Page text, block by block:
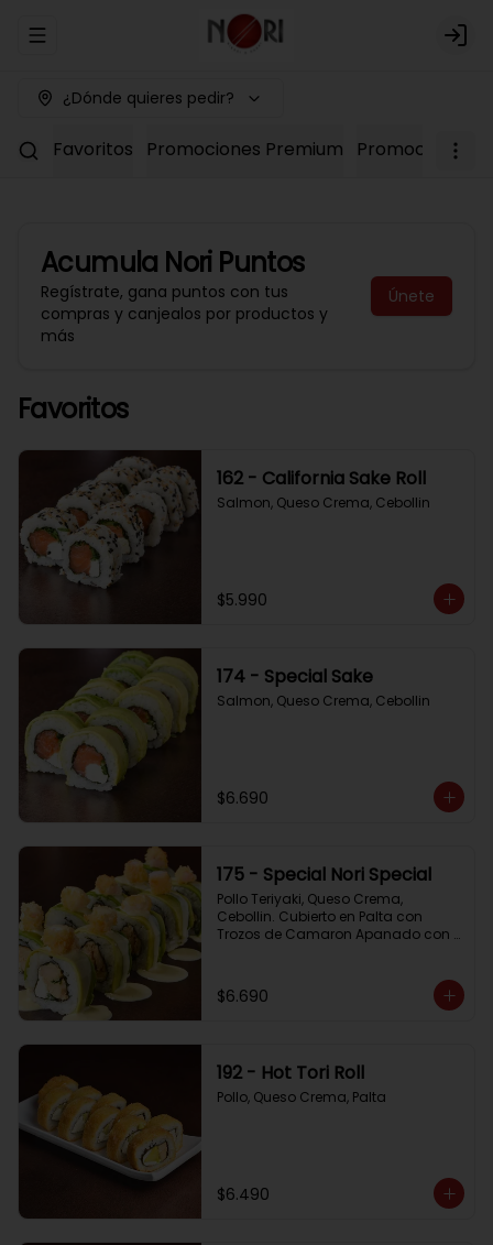
Abrir menu de navegación Login
¿Dónde quieres pedir?
Favoritos Promociones Premium Promociones
Acumula Nori Puntos
Regístrate, gana puntos con tus
compras y canjealos por productos y
más
Únete
Favoritos
162 - California Sake Roll
Salmon, Queso Crema, Cebollin
$5.990
174 - Special Sake
Salmon, Queso Crema, Cebollin
$6.690
175 - Special Nori Special
Pollo Teriyaki, Queso Crema,
Cebollin. Cubierto en Palta con
Trozos de Camaron Apanado con
$6.690
192 - Hot Tori Roll
Pollo, Queso Crema, Palta
$6.490